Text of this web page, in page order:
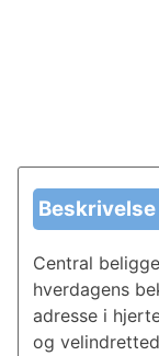
Beskrivelse
Central
hverdagens
adresse i
og